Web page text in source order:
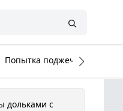
Попытка поджечь Белый
дольками с